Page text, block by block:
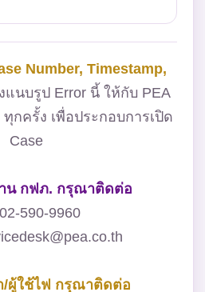
Number, Timestamp,
นบรูป Error นี้ ให้กับ PEA
ทุกครั้ง เพื่อประกอบการเปิด
Case
น กฟภ. กรุณาติดต่อ
590-9960
/ผู้ใช้ไฟ กรุณาติดต่อ